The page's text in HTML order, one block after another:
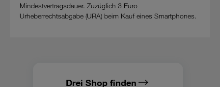
Mindestvertragsdauer. Zuzüglich 3 Euro
Urheberrechtsabgabe (URA) beim Kauf eines Smartphones.
Drei Shop finden